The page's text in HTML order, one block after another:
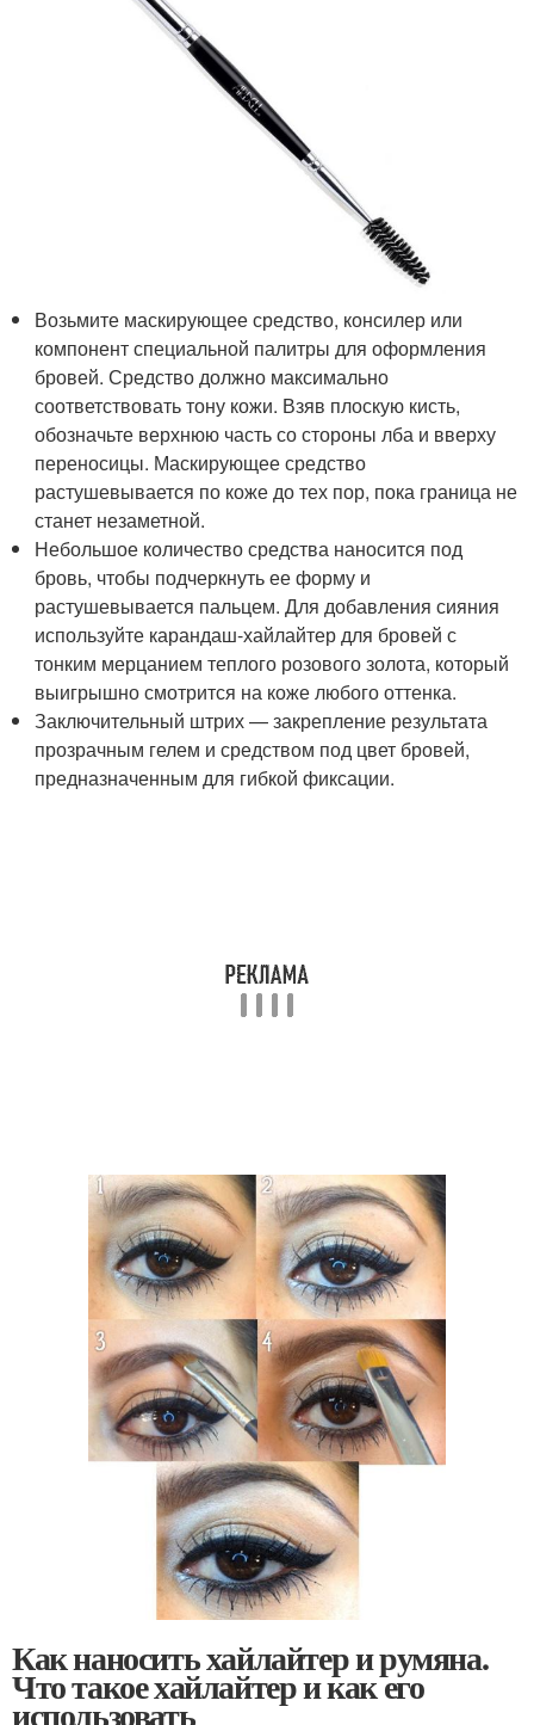
Возьмите маскирующее средство, консилер или
компонент специальной палитры для оформления
бровей. Средство должно максимально
соответствовать тону кожи. Взяв плоскую кисть,
обозначьте верхнюю часть со стороны лба и вверху
переносицы. Маскирующее средство
растушевывается по коже до тех пор, пока граница не
станет незаметной.
Небольшое количество средства наносится под
бровь, чтобы подчеркнуть ее форму и
растушевывается пальцем. Для добавления сияния
используйте карандаш-хайлайтер для бровей с
тонким мерцанием теплого розового золота, который
выигрышно смотрится на коже любого оттенка.
Заключительный штрих — закрепление результата
прозрачным гелем и средством под цвет бровей,
предназначенным для гибкой фиксации.
Как наносить хайлайтер и румяна.
Что такое хайлайтер и как его
использовать